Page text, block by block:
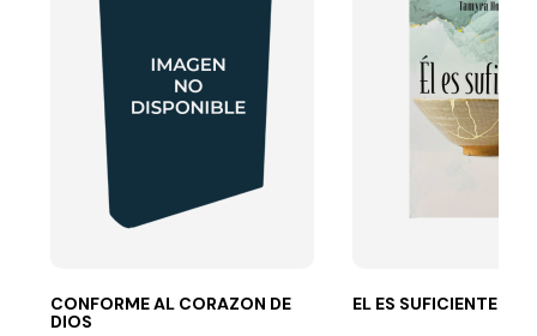
CONFORME AL CORAZON DE
DIOS
EL ES SUFICIENTE